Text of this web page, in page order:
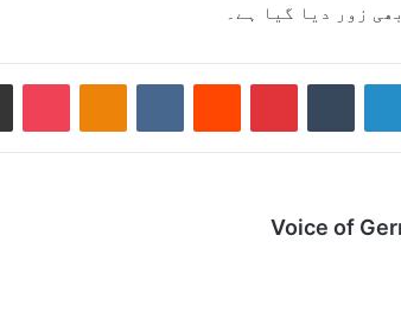
زور دیا گیا ہے۔
LinkedIn
VKontakte
Voice of